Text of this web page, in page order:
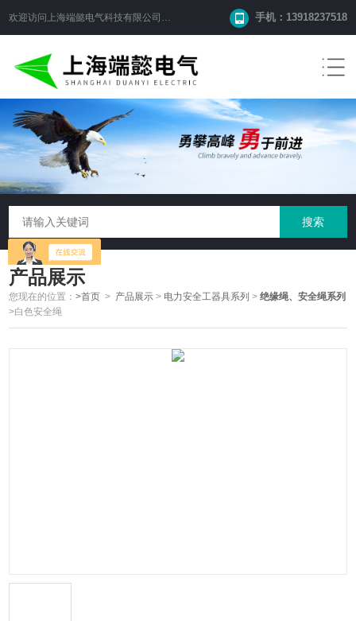
欢迎访问 上海端懿电气科技有限公司 网站！ 手机：13918237518
产品展示
您现在的位置：>首页 > 产品展示 > 电力安全工器具系列 >绝缘绳、安全绳系列
>白色安全绳